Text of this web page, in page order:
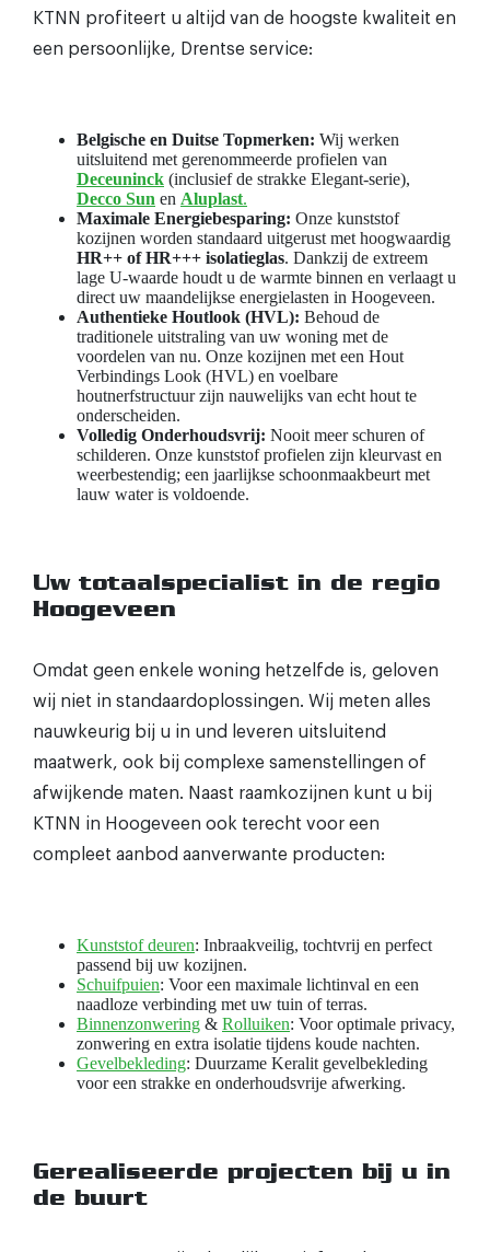
KTNN profiteert u altijd van de hoogste kwaliteit en
een persoonlijke, Drentse service:
Belgische en Duitse Topmerken: Wij werken
uitsluitend met gerenommeerde profielen van
Deceuninck (inclusief de strakke Elegant-serie),
Decco Sun en Aluplast.
Maximale Energiebesparing: Onze kunststof
kozijnen worden standaard uitgerust met hoogwaardig
HR++ of HR+++ isolatieglas. Dankzij de extreem
lage U-waarde houdt u de warmte binnen en verlaagt u
direct uw maandelijkse energielasten in Hoogeveen.
Authentieke Houtlook (HVL): Behoud de
traditionele uitstraling van uw woning met de
voordelen van nu. Onze kozijnen met een Hout
Verbindings Look (HVL) en voelbare
houtnerfstructuur zijn nauwelijks van echt hout te
onderscheiden.
Volledig Onderhoudsvrij: Nooit meer schuren of
schilderen. Onze kunststof profielen zijn kleurvast en
weerbestendig; een jaarlijkse schoonmaakbeurt met
lauw water is voldoende.
Uw totaalspecialist in de regio
Hoogeveen
Omdat geen enkele woning hetzelfde is, geloven
wij niet in standaardoplossingen. Wij meten alles
nauwkeurig bij u in und leveren uitsluitend
maatwerk, ook bij complexe samenstellingen of
afwijkende maten. Naast raamkozijnen kunt u bij
KTNN in Hoogeveen ook terecht voor een
compleet aanbod aanverwante producten:
Kunststof deuren: Inbraakveilig, tochtvrij en perfect
passend bij uw kozijnen.
Schuifpuien: Voor een maximale lichtinval en een
naadloze verbinding met uw tuin of terras.
Binnenzonwering & Rolluiken: Voor optimale privacy,
zonwering en extra isolatie tijdens koude nachten.
Gevelbekleding: Duurzame Keralit gevelbekleding
voor een strakke en onderhoudsvrije afwerking.
Gerealiseerde projecten bij u in
de buurt